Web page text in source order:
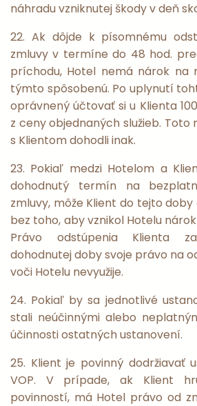
náhradu vzniknutej škody v deň
22. Ak dôjde k písomnému
zmluvy v termíne do 48 hod.
príchodu, Hotel nemá nárok na
týmto spôsobenú. Po uplynutí
oprávnený účtovať si u Klienta
z ceny objednaných služieb. Toto
s Klientom dohodli inak.
23. Pokiaľ medzi Hotelom a
dohodnutý termín na
zmluvy, môže Klient do tejto
bez toho, aby vznikol Hotelu
Právo odstúpenia Klienta
dohodnutej doby svoje právo na
voči Hotelu nevyužije.
24. Pokiaľ by sa jednotlivé
stali neúčinnými alebo
účinnosti ostatných ustanovení.
25. Klient je povinný dodržiavať
VOP. V prípade, ak Klient
povinností, má Hotel právo od